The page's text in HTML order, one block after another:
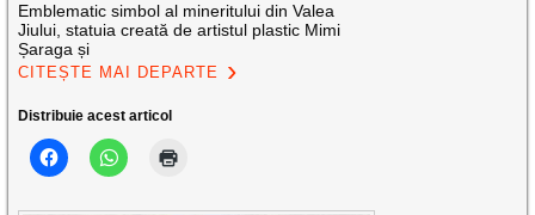
Emblematic simbol al mineritului din Valea
Jiului, statuia creată de artistul plastic Mimi
Șaraga și
CITEȘTE MAI DEPARTE
Distribuie acest articol